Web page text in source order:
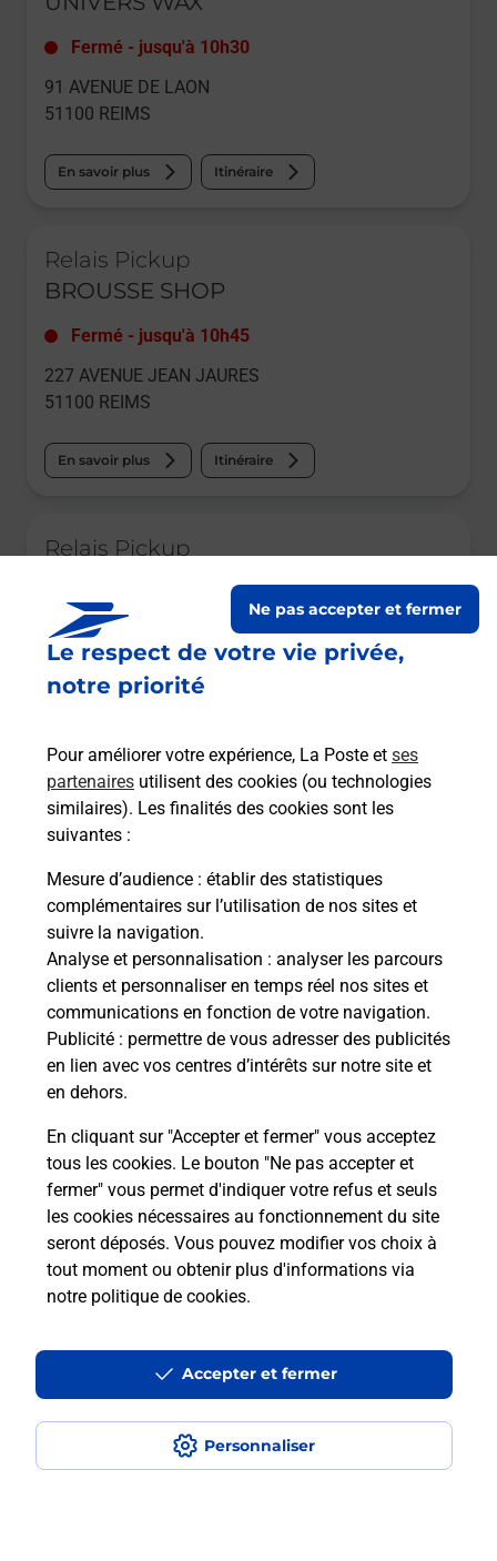
Le respect de votre vie privée,
notre priorité
Pour améliorer votre expérience, La Poste et ses
partenaires utilisent des cookies (ou technologies
similaires). Les finalités des cookies sont les
suivantes :
Mesure d’audience : établir des statistiques
complémentaires sur l’utilisation de nos sites et
suivre la navigation.
Analyse et personnalisation : analyser les parcours
clients et personnaliser en temps réel nos sites et
communications en fonction de votre navigation.
Publicité : permettre de vous adresser des publicités
en lien avec vos centres d’intérêts sur notre site et
en dehors.
En cliquant sur "Accepter et fermer" vous acceptez
tous les cookies. Le bouton "Ne pas accepter et
fermer" vous permet d'indiquer votre refus et seuls
les cookies nécessaires au fonctionnement du site
seront déposés. Vous pouvez modifier vos choix à
tout moment ou obtenir plus d'informations via
notre politique de cookies.
Personnaliser
Ne pas accepter et fermer
Accepter et fermer
Fermé - jusqu'à 10h30
91 AVENUE DE LAON
51100 REIMS
En savoir plus Itinéraire
Relais Pickup
BROUSSE SHOP
Fermé - jusqu'à 10h45
227 AVENUE JEAN JAURES
51100 REIMS
En savoir plus Itinéraire
Relais Pickup
L EPICERIE DU COIN
Fermé-
09h30
82 RUE DU CHALET
51100 REIMS
En savoir plus Itinéraire
Relais Pickup
DAI BOKEN
Fermé-jusqu'à 10h45
71 RUE CHANZY
51100 REIMS
En savoir plus Itinéraire
Le lien s'ouvre dans un nouvel onglet
Relais Pickup
PROXI
Fermé-jusqu'à 09h00
94 RUE DE CERNAY
51100 REIMS
Le lien s'ouvre dans un nouvel onglet
PAUSE CALINE
Le lien s'ouvre dans un nouvel onglet